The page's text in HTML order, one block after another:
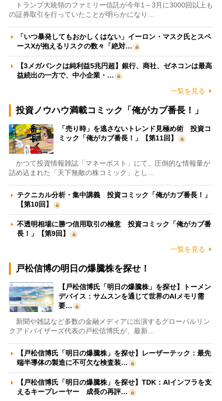
トランプ大統領のファミリー信託が今年1～3月に3000回以上も
の証券取引を行っていたことが明らかになり…
「いつ暴発してもおかしくはない」イーロン・マスク氏とスペ
ースXが抱えるリスクの数々「絶対…
【3メガバンクは純利益5兆円超】銀行、商社、ゼネコンは最高
益続出の一方で、中小企業・…
一覧を見る
投資ノウハウ満載コミック「俺がカブ番長！」
「売り時」を逃さないトレンド見極め術 投資コ
ミック「俺がカブ番長！」【第11回】
かつて投資情報雑誌「マネーポスト」にて、圧倒的な情報量が
詰め込まれた「天下無敵の株コミック」とし…
テクニカル分析・集中講義 投資コミック「俺がカブ番長！」
【第10回】
不透明相場に勝つ信用取引の極意 投資コミック「俺がカブ番
長！」【第9回】
一覧を見る
戸松信博の明日の爆騰株を探せ！
【戸松信博氏「明日の爆騰株」を探せ】トーメン
デバイス：サムスンを通じて世界のAIメモリ需
要…
新聞や雑誌など多数の金融メディアに出演するグローバルリン
クアドバイザーズ代表の戸松信博氏が、最新…
【戸松信博氏「明日の爆騰株」を探せ】レーザーテック：最先
端半導体の製造に不可欠な検査装…
【戸松信博氏「明日の爆騰株」を探せ】TDK：AIインフラを支
えるキープレーヤー 成長の再評…